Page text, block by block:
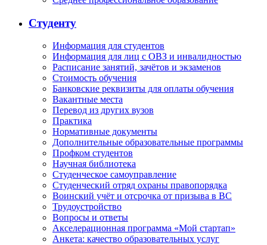
Студенту
Информация для студентов
Информация для лиц с ОВЗ и инвалидностью
Расписание занятий, зачётов и экзаменов
Стоимость обучения
Банковские реквизиты для оплаты обучения
Вакантные места
Перевод из других вузов
Практика
Нормативные документы
Дополнительные образовательные программы
Профком студентов
Научная библиотека
Студенческое самоуправление
Студенческий отряд охраны правопорядка
Воинский учёт и отсрочка от призыва в ВС
Трудоустройство
Вопросы и ответы
Акселерационная программа «Мой стартап»
Анкета: качество образовательных услуг